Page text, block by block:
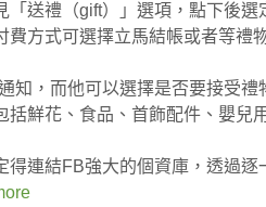
送禮（gift）」選項，點下後選
費方式可選擇立馬結帳或者等禮
知，而他可以選擇是否要接受禮
括鮮花、食品、首飾配件、嬰兒
連結FB強大的個資庫，透過逐